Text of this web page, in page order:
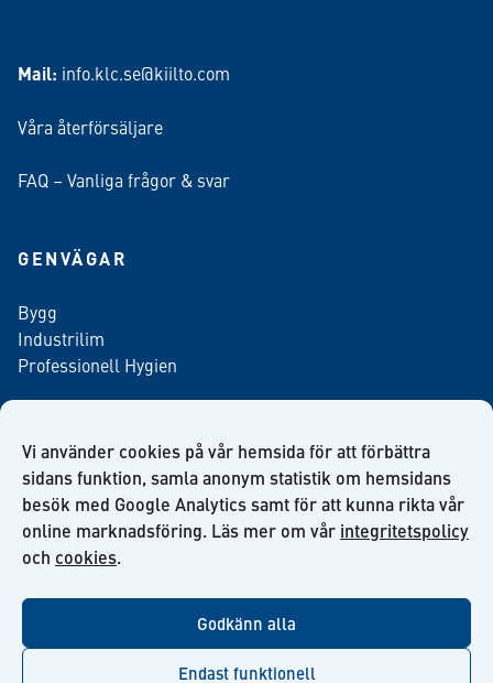
Vi använder cookies på vår hemsida för att förbättra
sidans funktion, samla anonym statistik om hemsidans
besök med Google Analytics samt för att kunna rikta vår
online marknadsföring. Läs mer om vår integritetspolicy
och cookies.
Godkänn alla
Endast funktionell
Mail: info.klc.se@kiilto.com
Våra återförsäljare
FAQ – Vanliga frågor & svar
GENVÄGAR
Bygg
Industrilim
Professionell Hygien
Anmäl dig till vårt nyhetsbrev